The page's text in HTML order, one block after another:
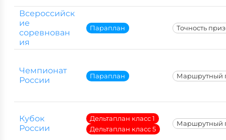
Всероссийск
ие
соревнован
ия
Параплан Точность
Чемпионат
России
Параплан Маршрутный
Кубок
России
Дельтаплан класс 1
Дельтаплан класс 5
Маршрутный